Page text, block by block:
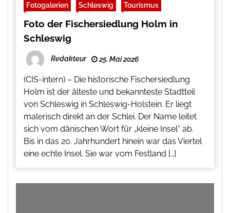
Fotogalerien Schleswig Tourismus
Foto der Fischersiedlung Holm in
Schleswig
Redakteur 25. Mai 2026
(CIS-intern) – Die historische Fischersiedlung
Holm ist der älteste und bekannteste Stadtteil
von Schleswig in Schleswig-Holstein. Er liegt
malerisch direkt an der Schlei. Der Name leitet
sich vom dänischen Wort für „kleine Insel“ ab.
Bis in das 20. Jahrhundert hinein war das Viertel
eine echte Insel. Sie war vom Festland […]